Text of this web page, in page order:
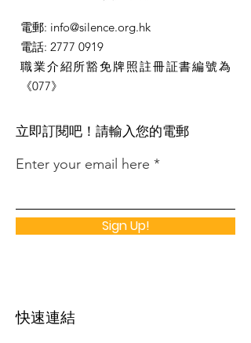
電郵: info@silence.org.hk
電話: 2777 0919
職業介紹所豁免牌照註冊証書編號為
《077》
​立即訂閱吧！請輸入您的電郵
Enter your email here
Sign Up!
快速連結